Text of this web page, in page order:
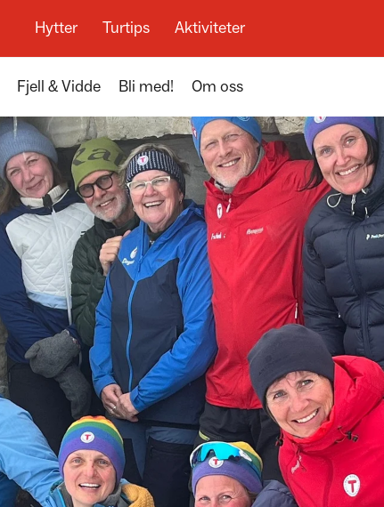
Hytter Turtips Aktiviteter
Fjell & Vidde Bli med! Om oss